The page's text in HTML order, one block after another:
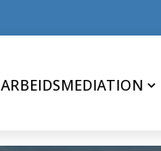
ARBEIDSMEDIATION